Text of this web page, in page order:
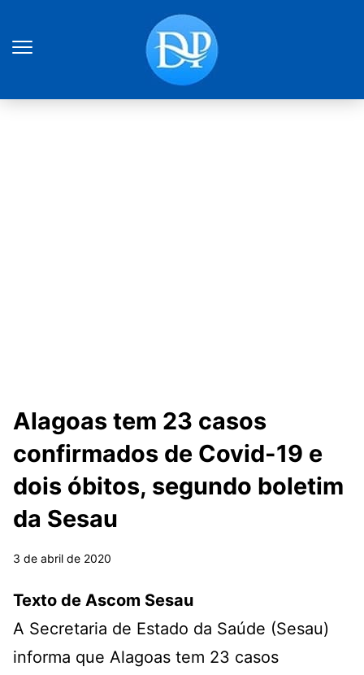
Alagoas tem 23 casos
confirmados de Covid-19 e
dois óbitos, segundo boletim
da Sesau
3 de abril de 2020
Texto de Ascom Sesau
A Secretaria de Estado da Saúde (Sesau)
informa que Alagoas tem 23 casos